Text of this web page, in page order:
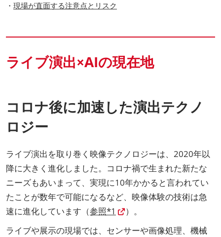
・ 現場が直面する注意点とリスク
ライブ演出×AIの現在地
コロナ後に加速した演出テクノ
ロジー
ライブ演出を取り巻く映像テクノロジーは、2020年以
降に大きく進化しました。コロナ禍で生まれた新たな
ニーズもあいまって、実現に10年かかると言われてい
たことが数年で可能になるなど、映像体験の技術は急
速に進化しています（参照*1
）。
ライブや展示の現場では、センサーや画像処理、機械